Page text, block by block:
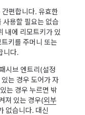
편합니다. 유효한
사용할 필요는 없습
내에 리모트키가 있
키를 주머니 또는
니다.
시브 엔트리(설정
는 경우 도어가 자
는 경우 누르면 밖
져 있는 경우(외부
없습니다. 대신